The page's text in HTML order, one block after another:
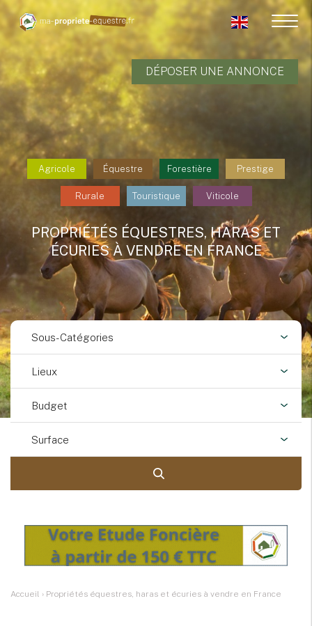
DÉPOSER UNE ANNONCE
Agricole Équestre Forestière Prestige
Rurale Touristique Viticole
PROPRIÉTÉS ÉQUESTRES, HARAS ET
ÉCURIES À VENDRE EN FRANCE
Sous-Catégories
Lieux
Budget
Surface
Accueil › Propriétés équestres, haras et écuries à vendre en France